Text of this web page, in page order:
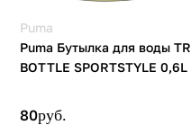
Puma
Puma Бутылка для воды TR
BOTTLE SPORTSTYLE 0,6L
80руб.